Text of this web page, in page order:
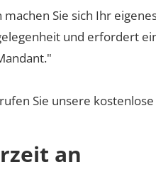
Sie sich Ihr
und erfordert
Sie unsere
an